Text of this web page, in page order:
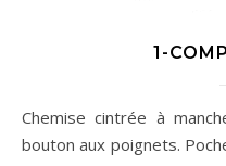
1-
Chemise cintrée à manches longues avec fente, plis et
bouton aux poignets.